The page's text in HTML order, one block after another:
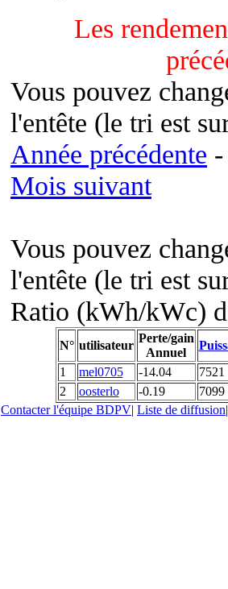
Les
Vous pouvez
l'entête (le tri est
Année précédente -
Mois suivant
Vous pouvez
l'entête (le tri est
Ratio (kWh/kWc)
N° utilisateur
Perte/gain
Annuel
1
mel0705 -14.04
7521
2
oosterlo -0.19
7099
Contacter l'équipe BDPV| Liste de diffusion